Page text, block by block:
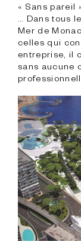
« Sans pareil
… Dans tous
Mer de
celles qui
entreprise, il
sans aucune